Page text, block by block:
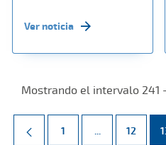
Ver noticia
Mostrando el intervalo 241
Página
1 ... PáginasPágina
12